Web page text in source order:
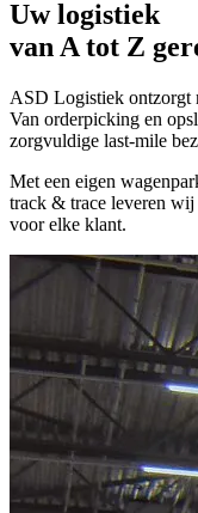
Uw logistiek
van A tot Z
ASD Logistiek ontzorgt
Van orderpicking en
zorgvuldige last-mile
Met een eigen
track & trace leveren
voor elke klant.